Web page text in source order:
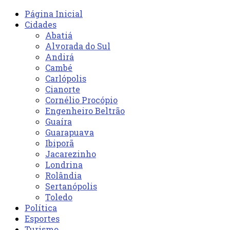
Página Inicial
Cidades
Abatiá
Alvorada do Sul
Andirá
Cambé
Carlópolis
Cianorte
Cornélio Procópio
Engenheiro Beltrão
Guaíra
Guarapuava
Ibiporã
Jacarezinho
Londrina
Rolândia
Sertanópolis
Toledo
Política
Esportes